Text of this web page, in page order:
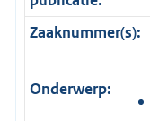
Zaaknummer(s):
Onderwerp: